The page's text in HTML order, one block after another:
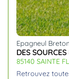
Epagneul
DES
85140 SAINTE
retrouvez